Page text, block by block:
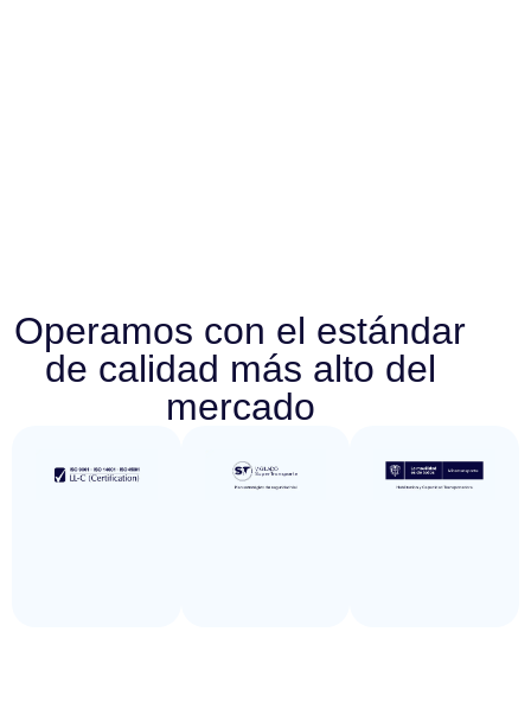
Operamos con el estándar
de calidad más alto del
mercado